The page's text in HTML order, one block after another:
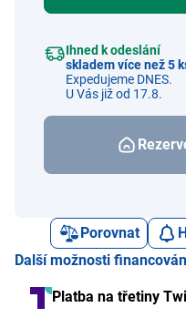
Ihned k odeslání
skladem více než 5
Expedujeme DNES.
U Vás již od 17.8.
Porovnat
Další možnosti
Platba na třetiny